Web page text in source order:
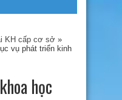
KH cấp cơ sở »
vụ phát triển kinh
học